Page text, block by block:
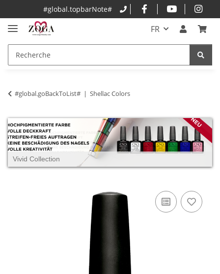
#global.topbarNote#
FR
#global.goBackToList# Shellac Colors
Vivid Collection